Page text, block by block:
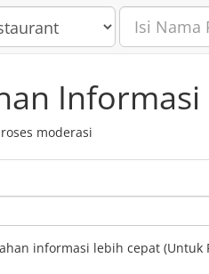
Informasi
moderasi
informasi lebih cepat (Untuk